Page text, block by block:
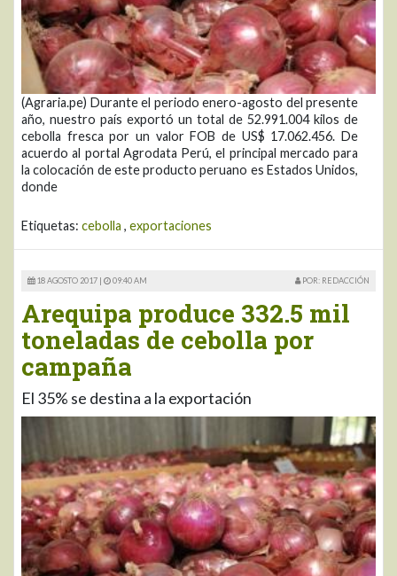
(Agraria.pe) Durante el periodo enero-agosto del presente
año, nuestro país exportó un total de 52.991.004 kilos de
cebolla fresca por un valor FOB de US$ 17.062.456. De
acuerdo al portal Agrodata Perú, el principal mercado para
la colocación de este producto peruano es Estados Unidos,
donde
Etiquetas: cebolla , exportaciones
18 AGOSTO 2017 | 09:40 AM POR: REDACCIÓN
Arequipa produce 332.5 mil
toneladas de cebolla por
campaña
El 35% se destina a la exportación